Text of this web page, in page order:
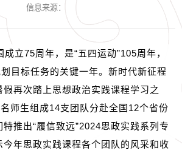
信息来源：
成立75周年，是“五四运动”105周年，
目标任务的关键一年。新时代新征程
假再次踏上思想政治实践课程学习之
名师生组成14支团队分赴全国 12个省份
推出“履信致远”2024思政实践系列专
年思政实践课程各个团队的风采和收